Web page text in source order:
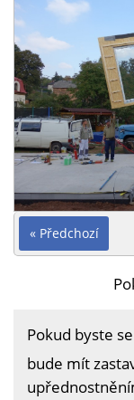
« Předchozí
Pokud byste
bude mít